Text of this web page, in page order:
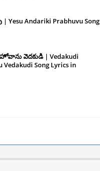
| Yesu Andariki Prabhuvu Song
వెదకుడి | Vedakudi
Vedakudi Song Lyrics in